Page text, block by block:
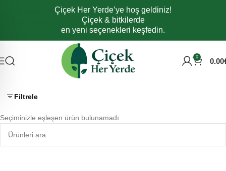
Navigasyona atlaÇiçek Her Yerde’ye hoş geldiniz!
Çiçek & bitkilerde
en yeni seçenekleri keşfedin.
0 0.00
Filtrele
Seçiminizle eşleşen ürün bulunamadı.